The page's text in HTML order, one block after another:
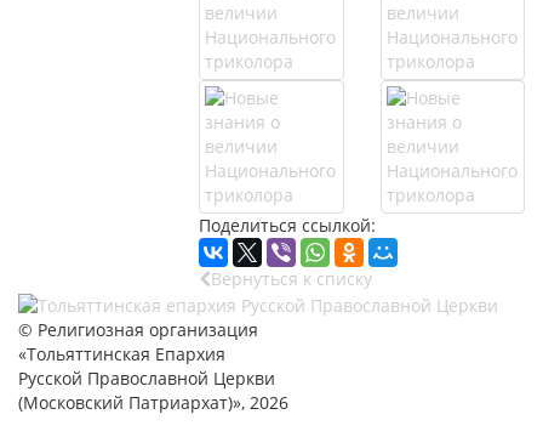
Поделиться ссылкой:
Вернуться к списку
© Религиозная организация
«Тольяттинская Епархия
Русской Православной Церкви
(Московский Патриархат)», 2026